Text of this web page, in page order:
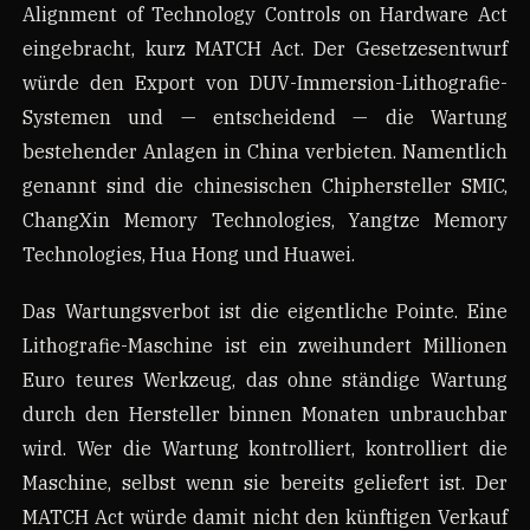
Alignment of Technology Controls on Hardware Act
eingebracht, kurz MATCH Act. Der Gesetzesentwurf
würde den Export von DUV-Immersion-Lithografie-
Systemen und — entscheidend — die Wartung
bestehender Anlagen in China verbieten. Namentlich
genannt sind die chinesischen Chiphersteller SMIC,
ChangXin Memory Technologies, Yangtze Memory
Technologies, Hua Hong und Huawei.
Das Wartungsverbot ist die eigentliche Pointe. Eine
Lithografie-Maschine ist ein zweihundert Millionen
Euro teures Werkzeug, das ohne ständige Wartung
durch den Hersteller binnen Monaten unbrauchbar
wird. Wer die Wartung kontrolliert, kontrolliert die
Maschine, selbst wenn sie bereits geliefert ist. Der
MATCH Act würde damit nicht den künftigen Verkauf